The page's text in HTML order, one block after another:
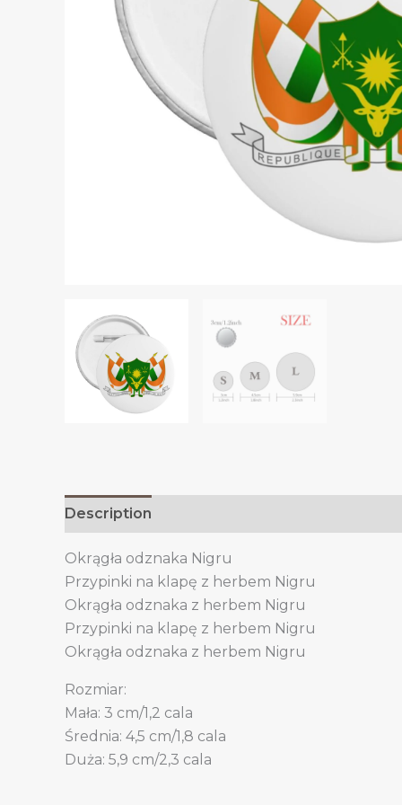
Description
Okrągła odznaka Nigru
Przypinki na klapę z herbem Nigru
Okrągła odznaka z herbem Nigru
Przypinki na klapę z herbem Nigru
Okrągła odznaka z herbem Nigru
Rozmiar:
Mała: 3 cm/1,2 cala
Średnia: 4,5 cm/1,8 cala
Duża: 5,9 cm/2,3 cala